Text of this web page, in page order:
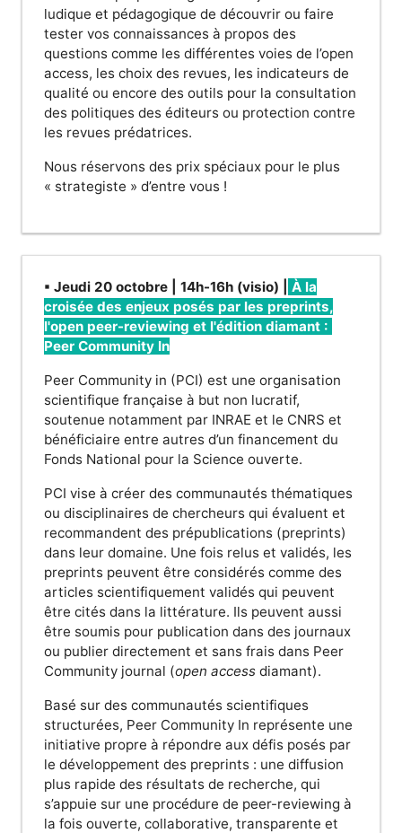
ludique et pédagogique de découvrir ou faire
tester vos connaissances à propos des
questions comme les différentes voies de l’open
access, les choix des revues, les indicateurs de
qualité ou encore des outils pour la consultation
des politiques des éditeurs ou protection contre
les revues prédatrices.
Nous réservons des prix spéciaux pour le plus
« strategiste » d’entre vous !
▪ Jeudi 20 octobre | 14h-16h (visio) |
À la
croisée des enjeux posés par les preprints,
l'open peer-reviewing et l'édition diamant :
Peer Community In
Peer Community in (PCI) est une organisation
scientifique française à but non lucratif,
soutenue notamment par INRAE et le CNRS et
bénéficiaire entre autres d’un financement du
Fonds National pour la Science ouverte.
PCI vise à créer des communautés thématiques
ou disciplinaires de chercheurs qui évaluent et
recommandent des prépublications (preprints)
dans leur domaine. Une fois relus et validés, les
preprints peuvent être considérés comme des
articles scientifiquement validés qui peuvent
être cités dans la littérature. Ils peuvent aussi
être soumis pour publication dans des journaux
ou publier directement et sans frais dans Peer
Community journal (open access diamant).
Basé sur des communautés scientifiques
structurées, Peer Community In représente une
initiative propre à répondre aux défis posés par
le développement des preprints : une diffusion
plus rapide des résultats de recherche, qui
s’appuie sur une procédure de peer-reviewing à
la fois ouverte, collaborative, transparente et